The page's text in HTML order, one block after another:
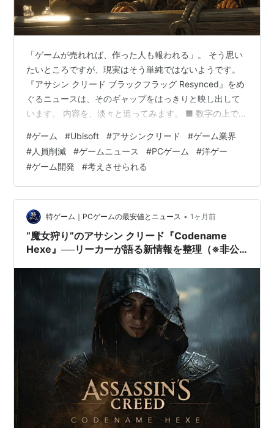
「ゲームが売れれば、作った人も報われる」。 そう思い
たいところですが、現実はそう単純ではないようです。
『アサシン クリード ブラックフラッグ Resynced』をめ
ぐるニュースは、そのギャップをはっきりと映し出して
います。 内容を、淡々と追ってみます。 ■ 数字の上で
た。 発売時点での売り上げは200万本。さらにSteamの
同時接続プレイヤー数では、シリーズ記録を更新したと
報じられています。商業的には、申し分のない結果で
す。 ■ しかし、担当チームは削減対象に その一方で、影
の部分も同時に進んでいました。 リメイクの中でも特に
評価が高かったのが…
#ゲーム #Ubisoft #アサシンクリード #ゲーム業界
#人員削減 #ゲームニュース #PCゲーム #洋ゲー
#ゲーム開発 #考えさせられる
特ゲーム｜PCゲームの最安値とニュース • 1ヶ月前
“魔女狩り”のアサシン クリード『Codename
Hexe』──リーカーが語る新情報を整理（※非公